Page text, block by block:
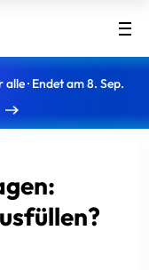
· Endet am 8. Sep.